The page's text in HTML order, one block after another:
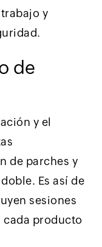
y
de
y el
de parches y
Es así de
sesiones
cada producto